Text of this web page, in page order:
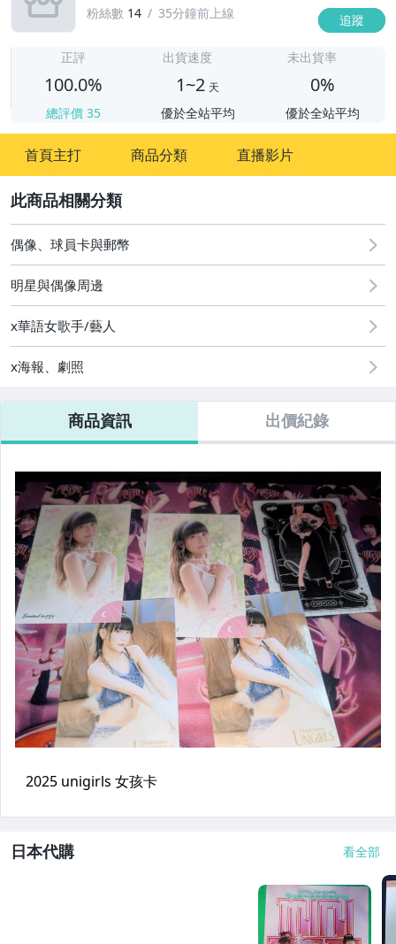
粉絲數 14 35分鐘前上線 追蹤
正評
100.0%
總評價 35
出貨速度
1~2 天
優於全站平均
未出貨率
0%
優於全站平均
首頁主打 商品分類 直播影片
偶像、球員卡與郵幣
明星與偶像周邊
x華語女歌手/藝人
x海報、劇照
商品資訊 出價紀錄
日本代購 看全部